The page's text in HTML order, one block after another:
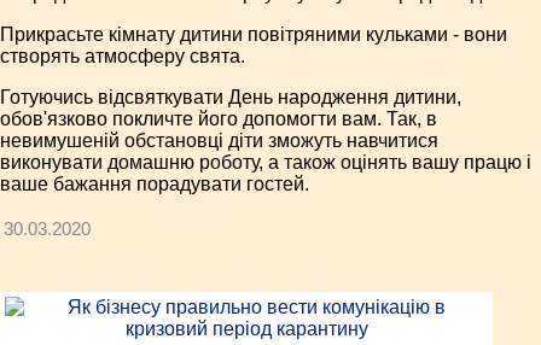
Прикрасьте кімнату дитини повітряними кульками - вони
створять атмосферу свята.
Готуючись відсвяткувати День народження дитини,
обов'язково покличте його допомогти вам. Так, в
невимушеній обстановці діти зможуть навчитися
виконувати домашню роботу, а також оцінять вашу працю і
ваше бажання порадувати гостей.
30.03.2020